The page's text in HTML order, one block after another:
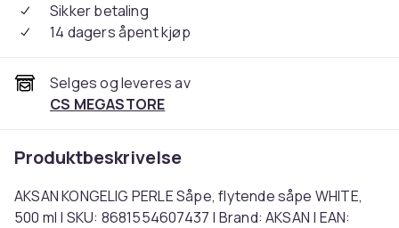
Sikker betaling
14 dagers åpent kjøp
Selges og leveres av
CS MEGASTORE
Produktbeskrivelse
AKSAN KONGELIG PERLE Såpe, flytende såpe WHITE,
500 ml | SKU: 8681554607437 | Brand: AKSAN | EAN: